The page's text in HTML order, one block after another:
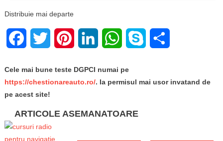
Distribuie mai departe
FacebookTwitter PinterestLinkedIn WhatsApp
Skype
Cele mai bune teste DGPCI numai pe
https://chestionareauto.ro/. Ia permisul mai usor invatand de
pe acest site!
ARTICOLE ASEMANATOARE